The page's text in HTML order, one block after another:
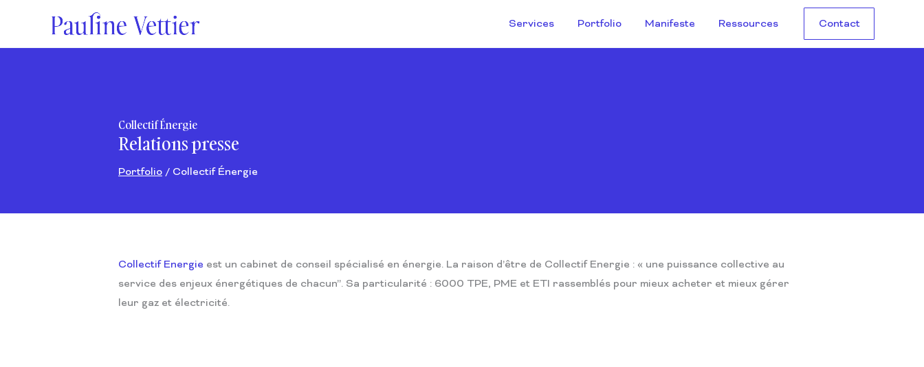
contenu
Services Portfolio Manifeste Ressources Contact
Collectif Énergie
Relations presse
Portfolio / Collectif Énergie
Collectif Energie est un cabinet de conseil spécialisé en énergie. La raison d’être de Collectif Energie : « une puissance collective au
service des enjeux énergétiques de chacun”. Sa particularité : 6000 TPE, PME et ETI rassemblés pour mieux acheter et mieux gérer
leur gaz et électricité.